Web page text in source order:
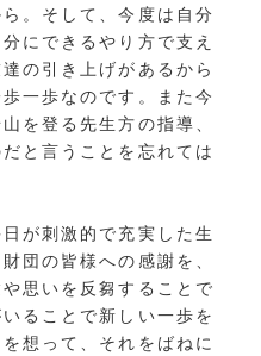
。そして、今度は自分
にできるやり方で支え
の引き上げがあるから
一歩なのです。また今
を登る先生方の指導、
と言うことを忘れては
が刺激的で充実した生
団の皆様への感謝を、
思いを反芻することで
ることで新しい一歩を
想って、それをばねに